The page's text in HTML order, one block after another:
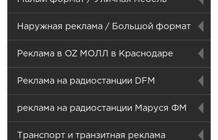
Наружная реклама / Большой формат
Реклама в OZ МОЛЛ в Краснодаре
Реклама на радиостанции DFM
реклама на радиостанции Маруся ФМ
Транспорт и транзитная реклама